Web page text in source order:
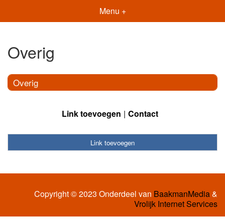
Menu +
Overig
Overig
Link toevoegen Contact
Link toevoegen
Copyright © 2023 Onderdeel van BaakmanMedia&
Vrolijk Internet Services